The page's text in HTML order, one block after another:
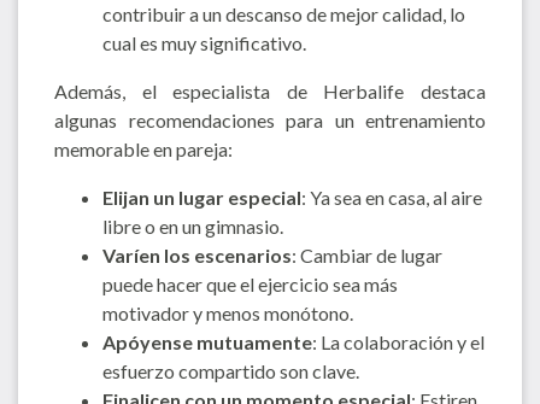
contribuir a un descanso de mejor calidad, lo
cual es muy significativo.
Además, el especialista de Herbalife destaca
algunas recomendaciones para un entrenamiento
memorable en pareja:
Elijan un lugar especial: Ya sea en casa, al aire
libre o en un gimnasio.
Varíen los escenarios: Cambiar de lugar
puede hacer que el ejercicio sea más
motivador y menos monótono.
Apóyense mutuamente: La colaboración y el
esfuerzo compartido son clave.